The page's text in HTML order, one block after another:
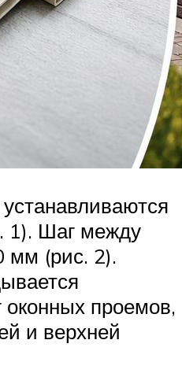
1). Шаг между
(рис. 2).
оконных проемов,
и верхней